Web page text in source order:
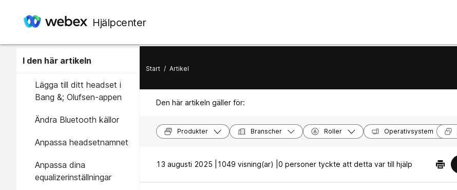
Hjälpcenter
I den här artikeln
Lägga till ditt headset i
Bang &; Olufsen-appen
Ändra Bluetooth källor
Anpassa headsetnamnet
Anpassa dina
equalizerinställningar
Start / Artikel
Den här artikeln gäller för:
Produkter Branscher Roller Operativsystem
13 augusti 2025 | 1049 visning(ar) | 0 personer tyckte att detta var till hjälp